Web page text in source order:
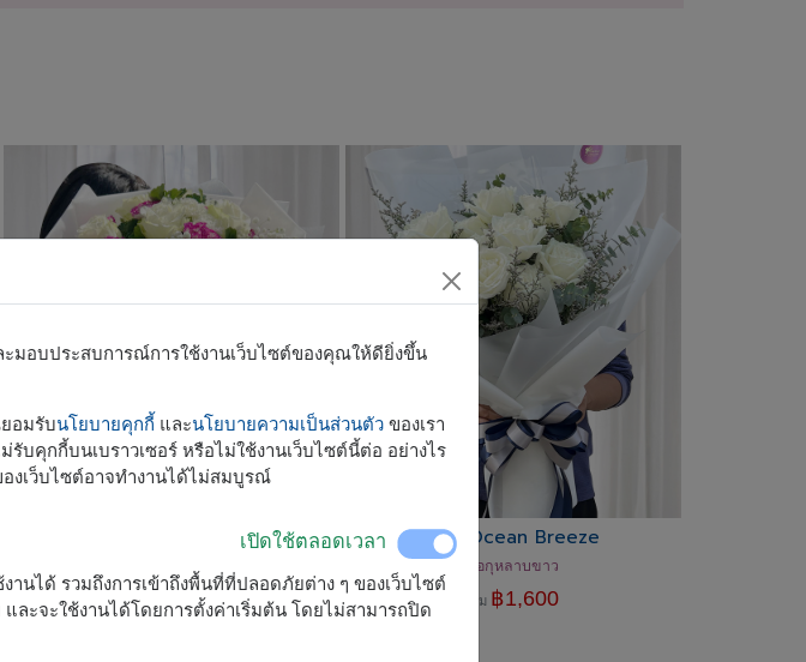
Heartfelt Sentiment
เริ่ม 1,800
The Ocean Breeze
ช่อกุหลาบขาว
เริ่ม ฿1,600
ะมอบประสบการณ์การใช้งานเว็บไซต์ของคุณให้ดียิ่งขึ้น
อมรับนโยบายคุกกี้ และนโยบายความเป็นส่วนตัว ของเรา
คุกกี้บนเบราวเซอร์ หรือไม่ใช้งานเว็บไซต์นี้ต่อ อย่างไร
เว็บไซต์อาจทำงานได้ไม่สมบูรณ์
เปิดใช้ตลอดเวลา
นได้ รวมถึงการเข้าถึงพื้นที่ที่ปลอดภัยต่าง ๆ ของเว็บไซต์
ละจะใช้งานได้โดยการตั้งค่าเริ่มต้น โดยไม่สามารถปิด